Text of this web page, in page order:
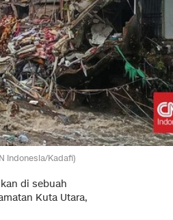
Indonesia/Kadafi)
di sebuah
Kuta Utara,